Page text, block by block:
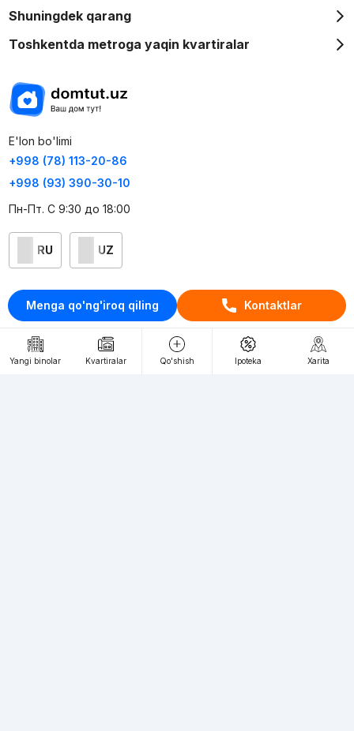
Menga qo'ng'iroq qiling Kontaktlar
Yangi binolar Kvartiralar Qo'shish Ipoteka Xarita
Shuningdek qarang
Toshkentda metroga yaqin kvartiralar
E'lon bo'limi
+998 (78) 113-20-86
+998 (93) 390-30-10
Пн-Пт. С 9:30 до 18:00
RU UZ
Kontaktlar
loyiha haqida
Webnow © loyihasi